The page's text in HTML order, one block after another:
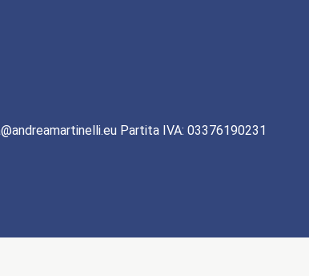
Partita IVA: 03376190231